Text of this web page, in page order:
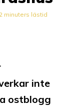
2 minuters lästid
inte
ostblogg